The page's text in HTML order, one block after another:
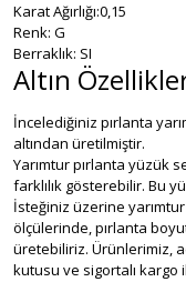
Karat Ağırlığı:0,15
Renk: G
Berraklık: SI
Altın
İncelediğiniz pırlanta
altından üretilmiştir.
Yarımtur pırlanta yüzük
farklılık gösterebilir. Bu
İsteğiniz üzerine
ölçülerinde, pırlanta
üretebiliriz. Ürünlerimiz,
kutusu ve sigortalı kargo